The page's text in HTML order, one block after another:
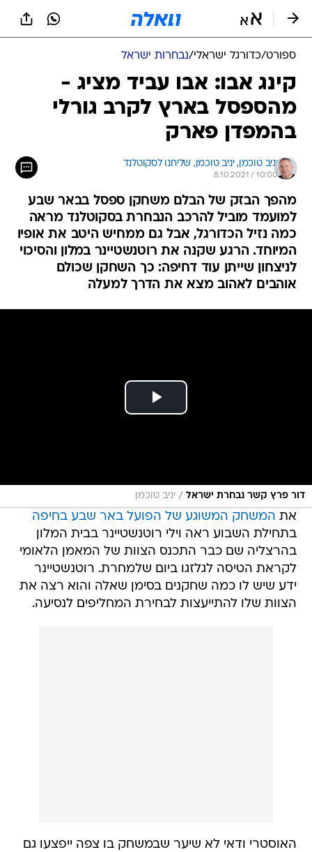
ספורט/כדורגל ישראלי/נבחרות ישראל
קינג אבו: אבו עביד מציג -
מהספסל בארץ לקרב גורלי
בהמפדן פארק
יניב טוכמן, יניב טוכמן, שליחנו לסקוטלנד
8.10.2021 / 10:00
מהפך הבזק של הבלם משחקן ספסל בבאר שבע
למועמד מוביל להרכב הנבחרת בסקוטלנד מראה
כמה נזיל הכדורגל, אבל גם ממחיש היטב את אופיו
המיוחד. הרגע שקנה את רוטנשטיינר במלון והסיכוי
לניצחון שייתן עוד דחיפה: כך השחקן שכולם
אוהבים לאהוב מצא את הדרך למעלה
דור פרץ קשר נבחרת ישראל / יניב טוכמן
את המשחק המשוגע של הפועל באר שבע בחיפה
בתחילת השבוע ראה וילי רוטנשטיינר בבית המלון
בהרצליה שם כבר התכנס הצוות של המאמן הלאומי
לקראת הטיסה לגלזגו ביום שלמחרת. רוטנשטיינר
ידע שיש לו כמה שחקנים בסימן שאלה והוא רצה את
הצוות שלו להתייעצות לבחירת המחליפים לנסיעה.
האוסטרי ודאי לא שיער שבמשחק בו צפה ייפצעו גם